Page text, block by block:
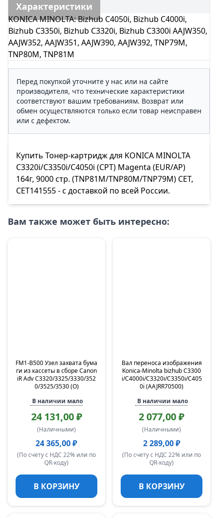
Характеристики
KONICA MINOLTA: Bizhub C4050i, Bizhub C4000i,
Bizhub C3350i, Bizhub C3320i, Bizhub C3300i AAJW350,
AAJW352, AAJW351, AAJW390, AAJW392, TNP79M,
TNP80M, TNP81M
Перед покупкой уточните у нас или на сайте
производителя, что технические характеристики
соответствуют вашим требованиям. Возврат или
обмен осуществляются только если товар неисправен
или с дефектом.
Купить Тонер-картридж для KONICA MINOLTA
C3320i/C3350i/C4050i (CPT) Magenta (EUR/AP)
164г, 9000 стр. (TNP81M/TNP80M/TNP79M) CET,
CET141555 - с доставкой по всей России.
Вам также может быть интересно:
FM1-B500 Узел захвата бума
ги из кассеты в сборе Canon
iR Adv C3320/3325/3330/352
0/3525/3530 (O)
В наличии мало
24 131,00 ₽
(Наличными)
24 365,00 ₽
(По счету с НДС 22% или по
QR-коду)
В КОРЗИНУ
Вал переноса изображения
Konica-Minolta bizhub C3300
i/C4000i/C3320i/C3350i/C405
0i (AAJRR70500)
В наличии мало
2 077,00 ₽
(Наличными)
2 289,00 ₽
(По счету с НДС 22% или по
QR-коду)
В КОРЗИНУ